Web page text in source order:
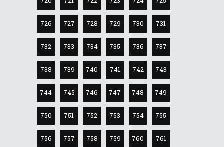
726 727 728 729 730 731
732 733 734 735 736 737
738 739 740 741 742 743
744 745 746 747 748 749
750 751 752 753 754 755
756 757 758 759 760 761